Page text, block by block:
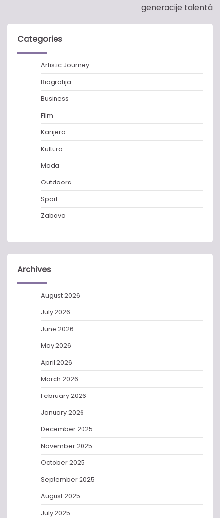
generacije talentâ
Categories
Artistic Journey
Biografija
Business
Film
Karijera
Kultura
Moda
Outdoors
Sport
Zabava
Archives
August 2026
July 2026
June 2026
May 2026
April 2026
March 2026
February 2026
January 2026
December 2025
November 2025
October 2025
September 2025
August 2025
July 2025